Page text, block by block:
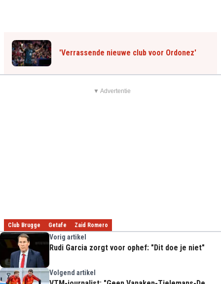
'Verrassende nieuwe club voor Ordonez'
▼ Advertentie
Club Brugge Getafe Zaid Romero
Vorig artikel
Rudi Garcia zorgt voor ophef: "Dit doe je niet"
Volgend artikel